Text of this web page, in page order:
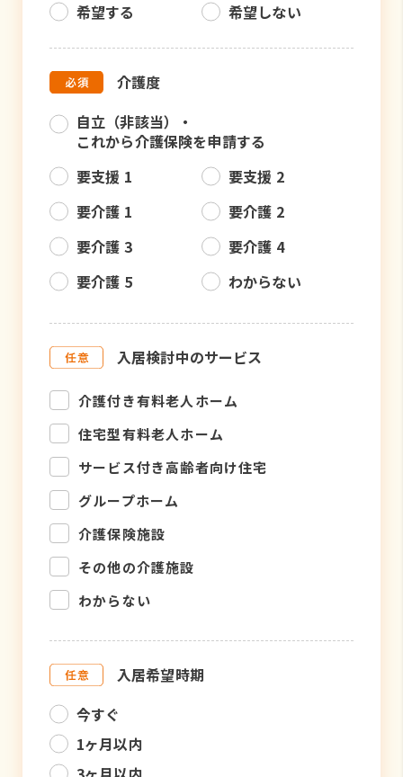
希望する
希望しない
介護度
自立（非該当）・
これから介護保険を申請する
要支援 1
要支援 2
要介護 1
要介護 2
要介護 3
要介護 4
要介護 5
わからない
入居検討中のサービス
介護付き有料老人ホーム
住宅型有料老人ホーム
サービス付き高齢者向け住宅
グループホーム
介護保険施設
その他の介護施設
わからない
入居希望時期
今すぐ
1ヶ月以内